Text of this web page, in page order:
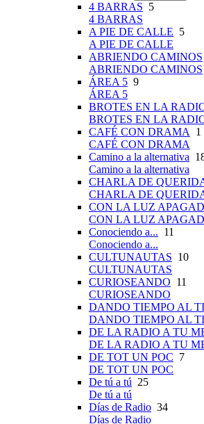
4 BARRAS 5
4 BARRAS
A PIE DE CALLE 5
A PIE DE CALLE
ABRIENDO CAMINOS
ABRIENDO CAMINOS
ÁREA 5 9
ÁREA 5
BROTES EN LA
BROTES EN LA
CAFÉ CON DRAMA
1
CAFÉ CON DRAMA
Camino a la alternativa
Camino a la alternativa
CHARLA DE
CHARLA DE
CON LA LUZ
CON LA LUZ
Conociendo a... 11
Conociendo a...
CULTUNAUTAS 10
CULTUNAUTAS
CURIOSEANDO 11
CURIOSEANDO
DANDO TIEMPO AL
DANDO TIEMPO AL
DE LA RADIO A TU
DE LA RADIO A TU
DE TOT UN POC 7
DE TOT UN POC
De tú a tú 25
De tú a tú
Días de Radio 34
Días de Radio